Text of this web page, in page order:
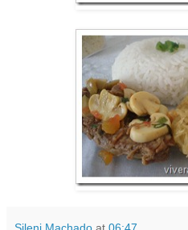
Sileni Machado at 06:47